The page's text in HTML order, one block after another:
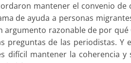
mantener el convenio
de ayuda a personas
argumento razonable de por
preguntas de las periodistas. Y
difícil mantener la coherencia